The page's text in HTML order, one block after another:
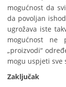
mogućnost da
da povoljan
ugrožava iste
mogućnost
„proizvodi“
mogu uspjeti sve
Zaključak